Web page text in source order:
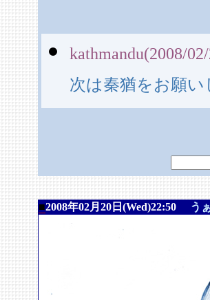
kathmandu(2008/
次は秦猶をお願
■2008年02月20日(Wed)22:50 う